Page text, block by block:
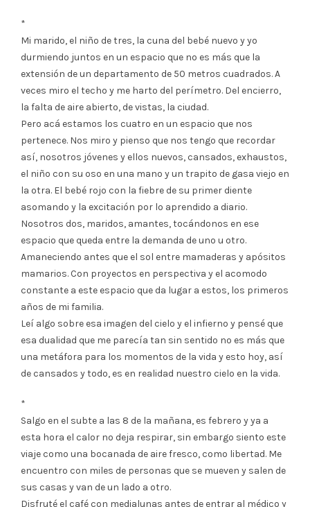
*
Mi marido, el niño de tres, la cuna del bebé nuevo y yo
durmiendo juntos en un espacio que no es más que la
extensión de un departamento de 50 metros cuadrados. A
veces miro el techo y me harto del perímetro. Del encierro,
la falta de aire abierto, de vistas, la ciudad.
Pero acá estamos los cuatro en un espacio que nos
pertenece. Nos miro y pienso que nos tengo que recordar
así, nosotros jóvenes y ellos nuevos, cansados, exhaustos,
el niño con su oso en una mano y un trapito de gasa viejo en
la otra. El bebé rojo con la fiebre de su primer diente
asomando y la excitación por lo aprendido a diario.
Nosotros dos, maridos, amantes, tocándonos en ese
espacio que queda entre la demanda de uno u otro.
Amaneciendo antes que el sol entre mamaderas y apósitos
mamarios. Con proyectos en perspectiva y el acomodo
constante a este espacio que da lugar a estos, los primeros
años de mi familia.
Leí algo sobre esa imagen del cielo y el infierno y pensé que
esa dualidad que me parecía tan sin sentido no es más que
una metáfora para los momentos de la vida y esto hoy, así
de cansados y todo, es en realidad nuestro cielo en la vida.
*
Salgo en el subte a las 8 de la mañana, es febrero y ya a
esta hora el calor no deja respirar, sin embargo siento este
viaje como una bocanada de aire fresco, como libertad. Me
encuentro con miles de personas que se mueven y salen de
sus casas y van de un lado a otro.
Disfruté el café con medialunas antes de entrar al médico y